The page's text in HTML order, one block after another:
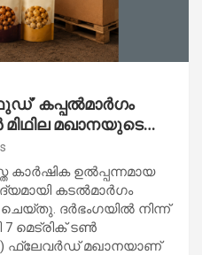
കപ്പൽമാർഗം
മഖാനയുടെ
കാർഷിക ഉൽപ്പന്നമായ
കടൽമാർഗം
ദർഭംഗയിൽ നിന്ന്
മെട്രിക് ടൺ
ഫ്ലേവർഡ് മഖാനയാണ്